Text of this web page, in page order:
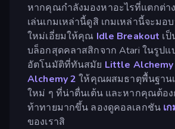
หากคุณกำลังมองหาอะไรที่แตกต่า
เล่นเกมเหล่านี้ดูสิ เกมเหล่านี้จะม
ใหม่เอี่ยมให้คุณ Idle Breakout เ
บล็อกสุดคลาสสิกจาก Atari ในรูปแ
อัตโนมัติที่ทันสมัย Little Alchemy
Alchemy 2 ให้คุณผสมธาตุพื้นฐาน
ใหม่ ๆ ที่น่าตื่นเต้น และหากคุณต้อง
ท้าทายมากขึ้น ลองดูคอลเลกชัน เ
ของเราสิ